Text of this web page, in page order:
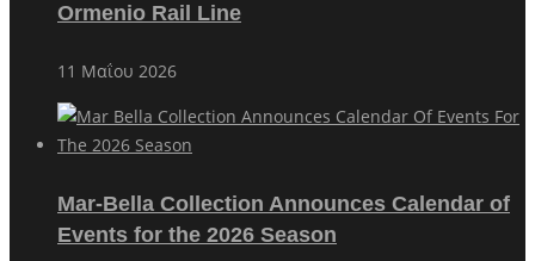
Ormenio Rail Line
11 Μαΐου 2026
Mar-Bella Collection Announces Calendar of
Events for the 2026 Season